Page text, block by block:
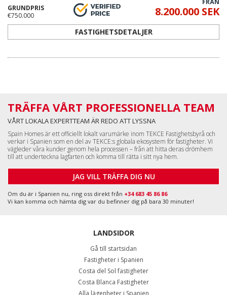
TRÄFFA VÅRT PROFESSIONELLA TEAM
VÅRT LOKALA EXPERTTEAM ÄR REDO ATT LYSSNA
JAG VILL TRÄFFA DIG NU
Vi kan komma och hämta dig var du befinner dig på bara 30 minuter!
LANDSIDOR
Gå till startsidan
Fastigheter i Spanien
Costa del Sol fastigheter
Alla kommersiella fastigheter
Alla tomter i Spanien
Málaga, Benalmádena